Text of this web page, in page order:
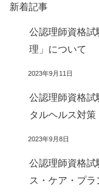
新着記事
公認理師資格
理」について
2023年9月11日
公認理師資格
タルヘルス対策
2023年9月8日
公認理師資格
ス・ケア・プラ